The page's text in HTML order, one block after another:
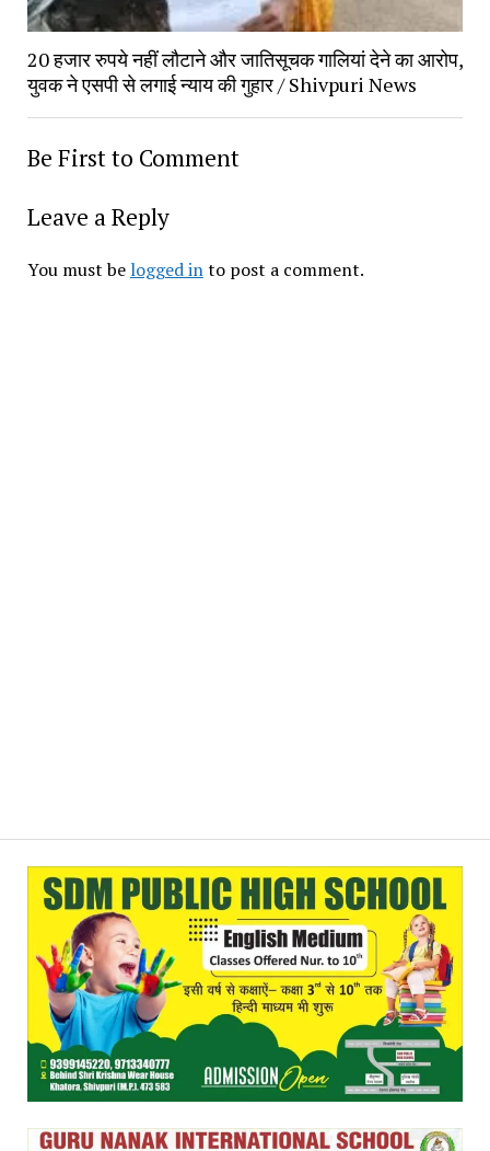
20 हजार रुपये नहीं लौटाने और जातिसूचक गालियां देने का आरोप,
युवक ने एसपी से लगाई न्याय की गुहार / Shivpuri News
Be First to Comment
Leave a Reply
You must be logged in to post a comment.